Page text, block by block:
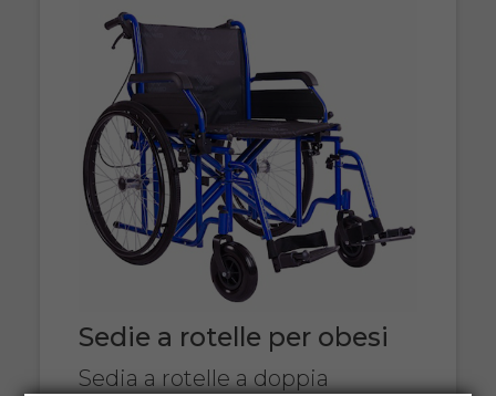
Sedie a rotelle per obesi
Sedia a rotelle a doppia